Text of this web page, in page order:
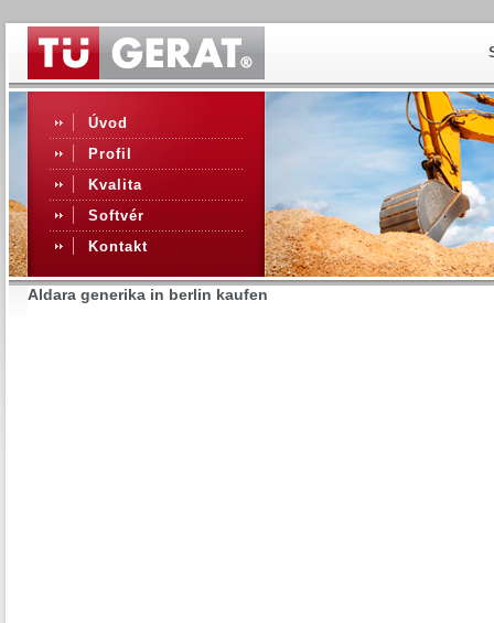
Úvod
Profil
Kvalita
Softvér
Kontakt
Aldara generika in berlin kaufen